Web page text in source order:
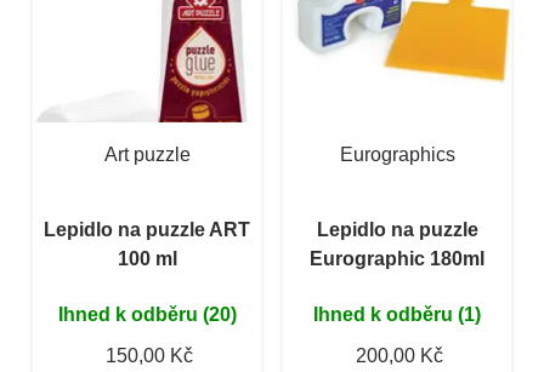
Art puzzle
Lepidlo na puzzle ART
100 ml
Ihned k odběru (20)
150,00 Kč
Eurographics
Lepidlo na puzzle
Eurographic 180ml
Ihned k odběru (1)
200,00 Kč